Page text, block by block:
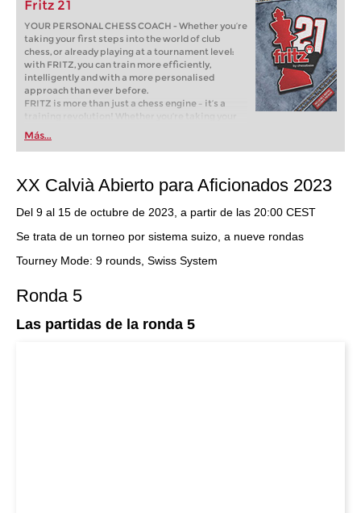
Fritz 21
YOUR PERSONAL CHESS COACH - Whether you’re
taking your first steps into the world of club
chess, or already playing at a tournament level:
with FRITZ, you can train more efficiently,
intelligently and with a more personalised
approach than ever before.
FRITZ is more than just a chess engine – it’s a
training revolution! Whether you’re taking your
first steps into the world of club chess, or already
playing at a tournament level: with FRITZ, you can
train more efficiently, intelligently and with a
Más...
XX Calvià Abierto para Aficionados 2023
Del 9 al 15 de octubre de 2023, a partir de las 20:00 CEST
Se trata de un torneo por sistema suizo, a nueve rondas
Tourney Mode: 9 rounds, Swiss System
Ronda 5
Las partidas de la ronda 5